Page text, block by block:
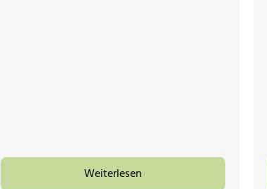
Weiterlesen